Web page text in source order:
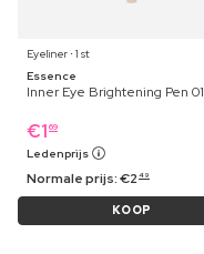
Eyeliner ⋅ 1 st
Essence
Inner Eye Brightening Pen 01
€1 69
Ledenprijs
Normale prijs:€2 49
KOOP